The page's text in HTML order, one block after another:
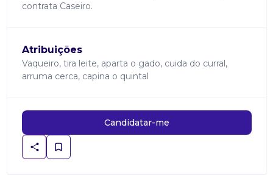
contrata Caseiro.
Atribuições
Vaqueiro, tira leite, aparta o gado, cuida do curral,
arruma cerca, capina o quintal
Candidatar-me